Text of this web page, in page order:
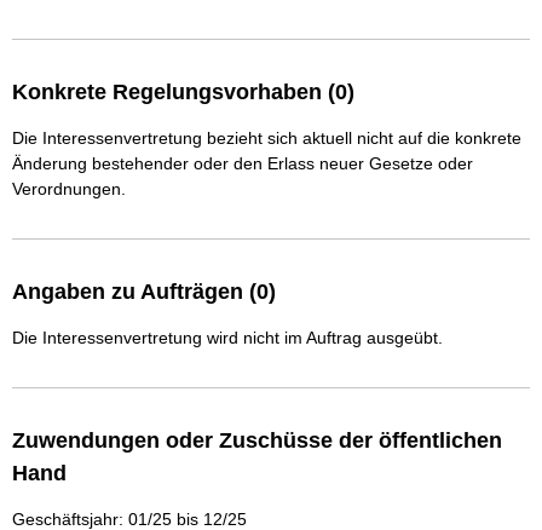
Konkrete Regelungsvorhaben (0)
Die Interessenvertretung bezieht sich aktuell nicht auf die konkrete
Änderung bestehender oder den Erlass neuer Gesetze oder
Verordnungen.
Angaben zu Aufträgen (0)
Die Interessenvertretung wird nicht im Auftrag ausgeübt.
Zuwendungen oder Zuschüsse der öffentlichen
Hand
Geschäftsjahr: 01/25 bis 12/25